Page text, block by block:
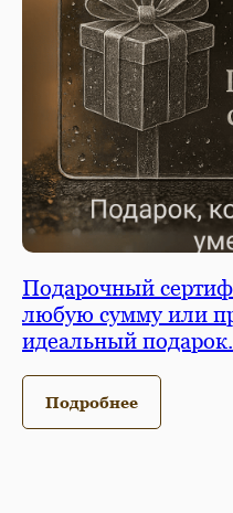
Подарочный
любую сумму или
идеальный подарок.
Подробнее